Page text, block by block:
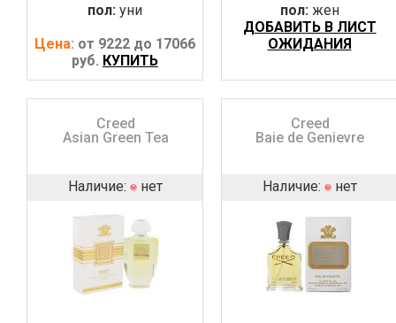
пол: уни
Цена: от 9222 до 17066
руб. КУПИТЬ
пол: жен
ДОБАВИТЬ В ЛИСТ
ОЖИДАНИЯ
Creed
Asian Green Tea
Наличие: нет
Creed
Baie de Genievre
Наличие: нет